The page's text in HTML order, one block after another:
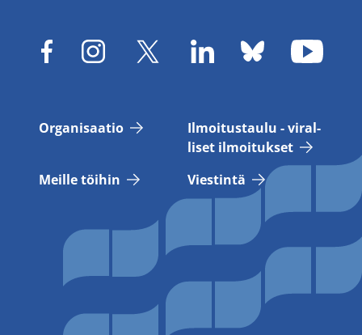
Or­ga­ni­saa­tio
Il­moi­tus­tau­lu - vi­ral­
li­set il­moi­tuk­set
Meil­le töi­hin
Vies­tin­tä